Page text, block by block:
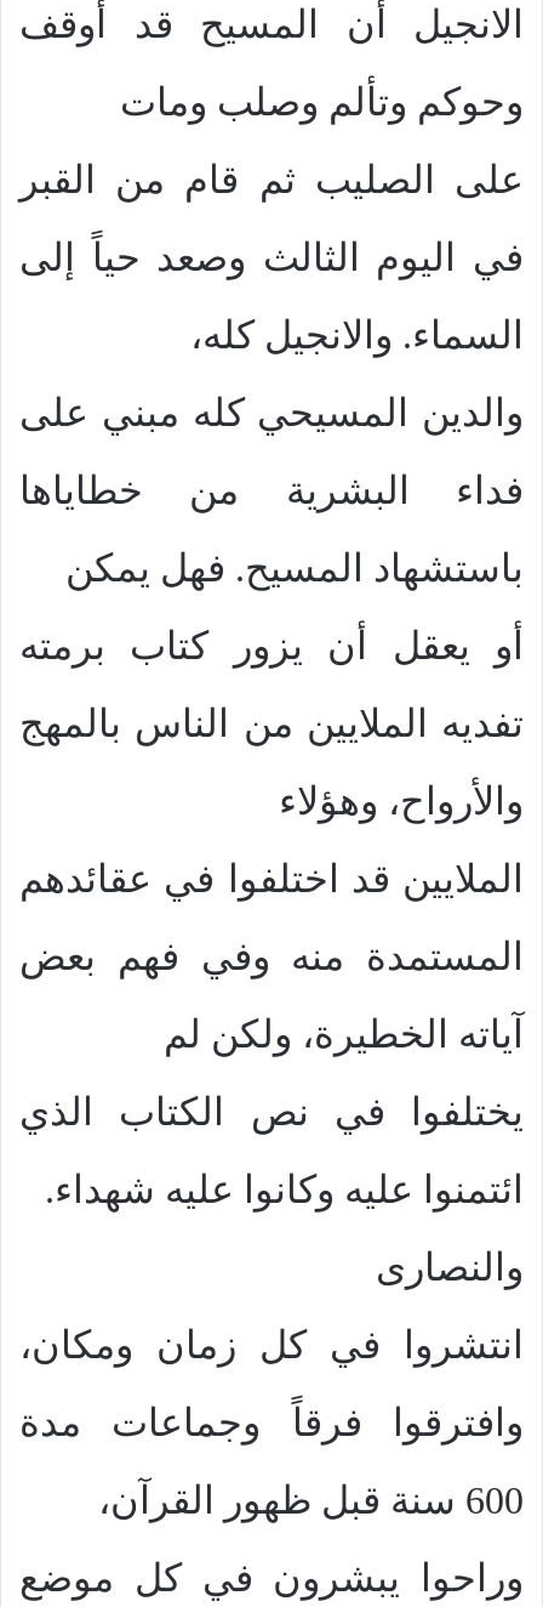
الانجيل أن المسيح قد أوقف
وحوكم وتألم وصلب ومات
على الصليب ثم قام من القبر
في اليوم الثالث وصعد حياً إلى
السماء. والانجيل كله،
والدين المسيحي كله مبني على
فداء البشرية من خطاياها
باستشهاد المسيح. فهل يمكن
أو يعقل أن يزور كتاب برمته
تفديه الملايين من الناس بالمهج
والأرواح، وهؤلاء
الملايين قد اختلفوا في عقائدهم
المستمدة منه وفي فهم بعض
آياته الخطيرة، ولكن لم
يختلفوا في نص الكتاب الذي
ائتمنوا عليه وكانوا عليه شهداء.
والنصارى
انتشروا في كل زمان ومكان،
وافترقوا فرقاً وجماعات مدة
600 سنة قبل ظهور القرآن،
وراحوا يبشرون في كل موضع